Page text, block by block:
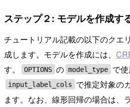
ステップ２: モデルを作成す
チュートリアル記載の以下のクエ
成します。モデルを作成には、
す。
OPTIONS の model_type で使
input_label_cols
で推定対象の
ます。なお、線形回帰の場合は、